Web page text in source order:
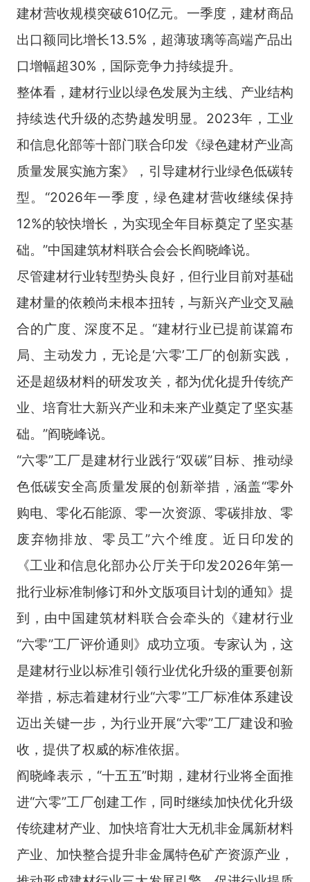
建材营收规模突破610亿元。一季度，建材商品
出口额同比增长13.5%，超薄玻璃等高端产品出
口增幅超30%，国际竞争力持续提升。
整体看，建材行业以绿色发展为主线、产业结构
持续迭代升级的态势越发明显。2023年，工业
和信息化部等十部门联合印发《绿色建材产业高
质量发展实施方案》，引导建材行业绿色低碳转
型。“2026年一季度，绿色建材营收继续保持
12%的较快增长，为实现全年目标奠定了坚实基
础。”中国建筑材料联合会会长阎晓峰说。
尽管建材行业转型势头良好，但行业目前对基础
建材量的依赖尚未根本扭转，与新兴产业交叉融
合的广度、深度不足。“建材行业已提前谋篇布
局、主动发力，无论是‘六零’工厂的创新实践，
还是超级材料的研发攻关，都为优化提升传统产
业、培育壮大新兴产业和未来产业奠定了坚实基
础。”阎晓峰说。
“六零”工厂是建材行业践行“双碳”目标、推动绿
色低碳安全高质量发展的创新举措，涵盖“零外
购电、零化石能源、零一次资源、零碳排放、零
废弃物排放、零员工”六个维度。近日印发的
《工业和信息化部办公厅关于印发2026年第一
批行业标准制修订和外文版项目计划的通知》提
到，由中国建筑材料联合会牵头的《建材行业
“六零”工厂评价通则》成功立项。专家认为，这
是建材行业以标准引领行业优化升级的重要创新
举措，标志着建材行业“六零”工厂标准体系建设
迈出关键一步，为行业开展“六零”工厂建设和验
收，提供了权威的标准依据。
阎晓峰表示，“十五五”时期，建材行业将全面推
进“六零”工厂创建工作，同时继续加快优化升级
传统建材产业、加快培育壮大无机非金属新材料
产业、加快整合提升非金属特色矿产资源产业，